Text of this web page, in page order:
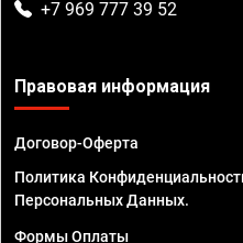
+7 969 777 39 52
Правовая информация
Договор-Оферта
Политика
Персональных Данных.
Формы Оплаты